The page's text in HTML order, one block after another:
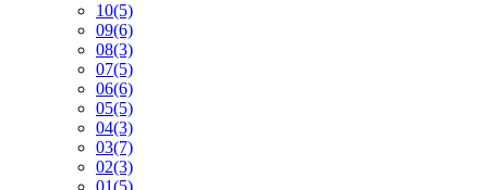
10(5)
09(6)
08(3)
07(5)
06(6)
05(5)
04(3)
03(7)
02(3)
01(5)